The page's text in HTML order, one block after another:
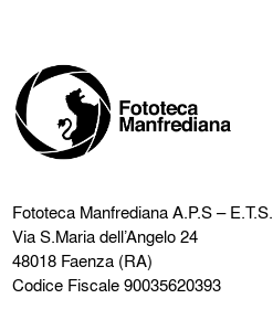
Fototeca ManfredianaA.P.S – E.T.S.
Via S.Maria dell’Angelo 24
48018 Faenza (RA)
Codice Fiscale 90035620393